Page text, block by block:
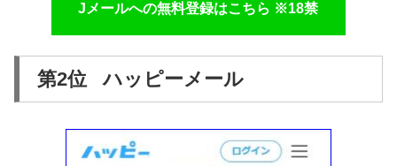
Jメールへの無料登録はこちら ※18禁
第2位 ハッピーメール